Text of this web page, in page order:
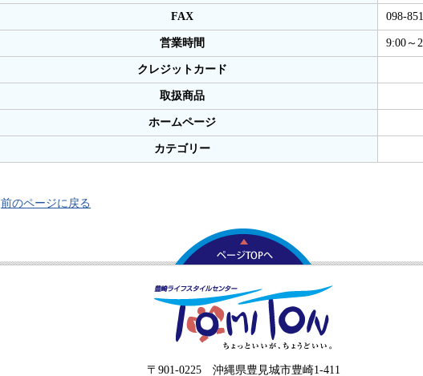
FAX 098-
営業時間 9:00～
クレジットカード
取扱商品
ホームページ
カテゴリー
前のページに戻る
〒901-0225 沖縄県豊見城市豊崎1-411